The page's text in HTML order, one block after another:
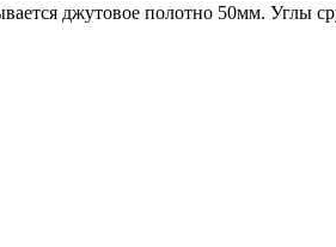
джутовое полотно 50мм. Углы